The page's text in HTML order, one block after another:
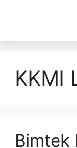
KKMI
Bimtek